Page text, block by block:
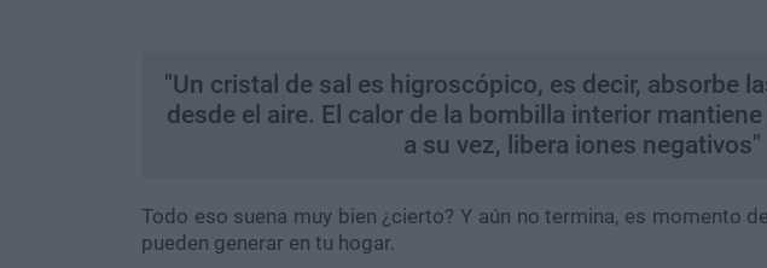
"Un cristal de sal es higroscópico, es decir, absorbe
desde el aire. El calor de la bombilla interior
a su vez, libera iones negativos"
Todo eso suena muy bien ¿cierto? Y aún no termina, es momento
pueden generar en tu hogar.